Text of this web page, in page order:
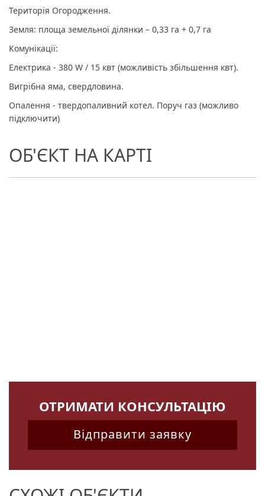
Територія Огородження.
Земля: площа земельної ділянки – 0,33 га + 0,7 га
Комунікації:
Електрика - 380 W / 15 квт (можливість збільшення квт).
Вигрібна яма, свердловина.
Опалення - твердопаливний котел. Поруч газ (можливо
підключити)
ОБ'ЄКТ НА КАРТІ
ОТРИМАТИ КОНСУЛЬТАЦІЮ
Відправити заявку